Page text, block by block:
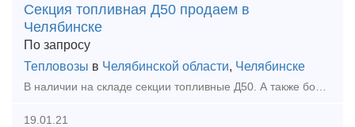
Секция топливная Д50 продаем в
Челябинске
По запросу
Тепловозы в Челябинской области, Челябинске
19.01.21